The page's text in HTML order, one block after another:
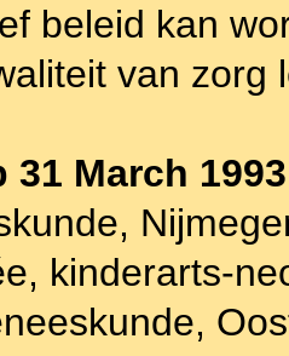
beleid kan
van zorg
31 March
kinderarts-